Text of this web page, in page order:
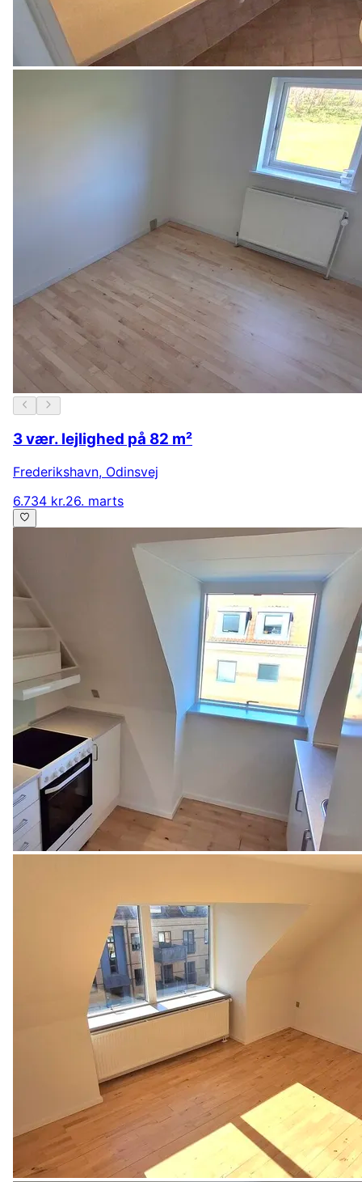
3 vær. lejlighed på 82 m²
Frederikshavn, Odinsvej
6.734 kr.26. marts